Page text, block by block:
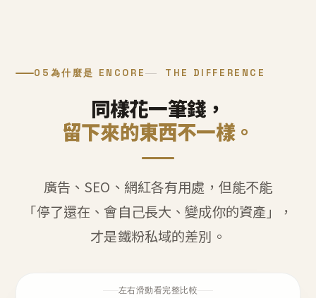
05 為什麼是 ENCORE THE DIFFERENCE
同樣花一筆錢，
留下來的東西不一樣。
廣告、SEO、網紅各有用處，但能不能
「停了還在、會自己長大、變成你的資產」，
才是鐵粉私域的差別。
左右滑動看完整比較